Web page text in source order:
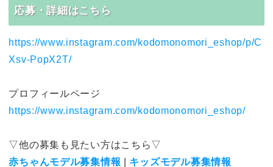
応募・詳細はこちら
https://www.instagram.com/kodomonomori_eshop/p/C
Xsv-PopX2T/
プロフィールページ
https://www.instagram.com/kodomonomori_eshop/
▽他の募集も見たい方はこちら▽
赤ちゃんモデル募集情報
キッズモデル募集情報